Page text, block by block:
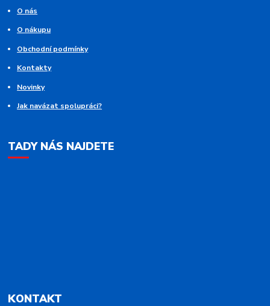
O nás
O nákupu
Obchodní podmínky
Kontakty
Novinky
Jak navázat spolupráci?
TADY NÁS NAJDETE
KONTAKT